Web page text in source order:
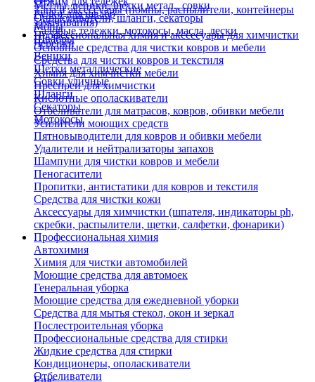
Ручки для швабр
Мопы
Швабры
Метлы, веники, щетки метал., совки
Опрыскиватели, шланги, секаторы
Садовые тележки, мотокосы, масла, лески
Черенки
Веники
Щетки металлические
Совки уличные
Шланги
Секаторы
Мотокосы
Тара и аксессуары (помпы, распылители, контейнеры
замачивания)
Профессиональная химия и акссесуары для химчистки
Основные средства для чистки ковров и мебели
Средства для чистки ковров и текстиля
Химия для химчистки мебели
Преспреи для химчистки
Кислотные ополаскиватели
Отбеливатели для матрасов, ковров, обивки мебели
Усилители моющих средств
Пятновыводители для ковров и обивки мебели
Удалители и нейтрализаторы запахов
Шампуни для чистки ковров и мебели
Пеногасители
Пропитки, антистатики для ковров и текстиля
Средства для чистки кожи
Аксессуары для химчистки (шпателя, индикаторы ph,
скребки, распылители, щетки, салфетки, фонарики)
Профессиональная химия
Автохимия
Химия для чистки автомобилей
Моющие средства для автомоек
Генеральная уборка
Моющие средства для ежедневной уборки
Средства для мытья стекол, окон и зеркал
Послестроительная уборка
Профессиональные средства для стирки
Жидкие средства для стирки
Кондиционеры, ополаскиватели
Отбеливатели